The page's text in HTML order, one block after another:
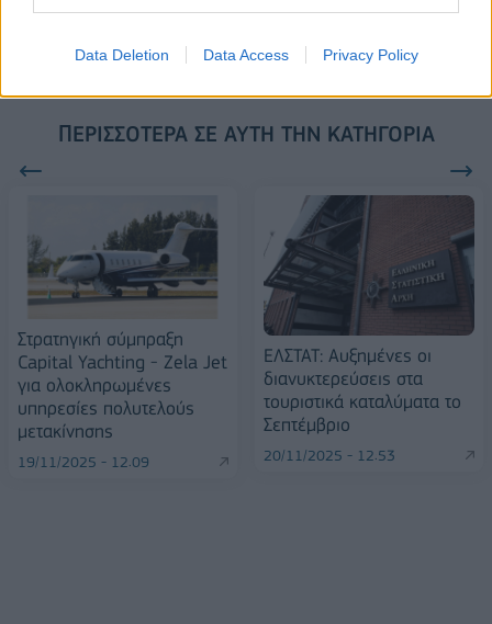
Data Deletion Data Access Privacy Policy
ΠΕΡΙΣΣΌΤΕΡΑ ΣΕ ΑΥΤΉ ΤΗΝ ΚΑΤΗΓΟΡΊΑ
Στρατηγική σύμπραξη
Capital Yachting - Zela Jet
για ολοκληρωμένες
υπηρεσίες πολυτελούς
μετακίνησης
19/11/2025 - 12:09
ΕΛΣΤΑΤ: Αυξημένες οι
διανυκτερεύσεις στα
τουριστικά καταλύματα το
Σεπτέμβριο
20/11/2025 - 12:53